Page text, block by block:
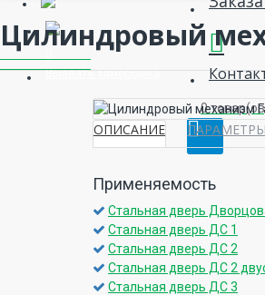
Вызвать замерщика
0
Цилиндровый
ОПИСАНИЕ ПАРАМЕТРЫ
Применяемость
Стальная дверь
Стальная дверь ДС 1
Стальная дверь ДС 2
Стальная дверь ДС 2
Стальная дверь ДС 3